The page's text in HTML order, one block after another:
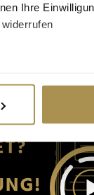
Ihre
und legen Sie
für soziale
zu